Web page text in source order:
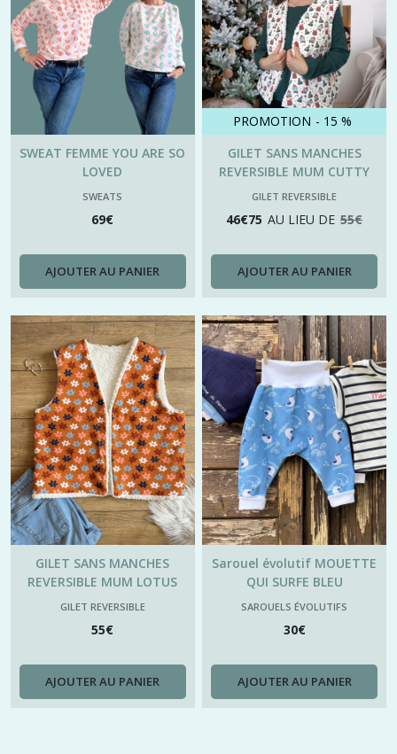
SWEAT FEMME YOU ARE SO
LOVED
SWEATS
69€
AJOUTER AU PANIER
PROMOTION - 15 %
GILET SANS MANCHES
REVERSIBLE MUM CUTTY
CHRISTMAS
GILET REVERSIBLE
46€75 AU LIEU DE 55€
AJOUTER AU PANIER
GILET SANS MANCHES
REVERSIBLE MUM LOTUS
D'AUTOMNE
GILET REVERSIBLE
55€
AJOUTER AU PANIER
Sarouel évolutif MOUETTE
QUI SURFE BLEU
SAROUELS ÉVOLUTIFS
30€
AJOUTER AU PANIER